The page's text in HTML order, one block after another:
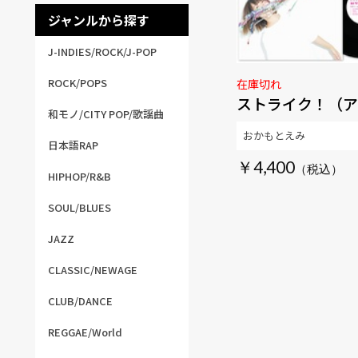
ジャンルから探す
J-INDIES/ROCK/J-POP
ROCK/POPS
和モノ/CITY POP/歌謡曲
日本語RAP
HIPHOP/R&B
SOUL/BLUES
JAZZ
CLASSIC/NEWAGE
CLUB/DANCE
REGGAE/World
ストライク！（
在庫切れ
￥4,400
おかもとえみ